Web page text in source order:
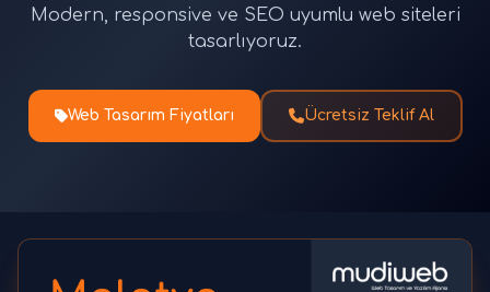
Modern, responsive ve SEO uyumlu web siteleri
tasarlıyoruz.
Web Tasarım Fiyatları Ücretsiz Teklif Al